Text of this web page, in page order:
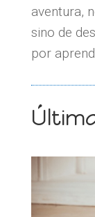
aventura,
sino de
por